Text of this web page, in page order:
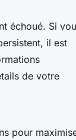
échoué. Si
il est
de votre
pour